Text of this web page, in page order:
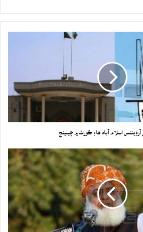
اسلام آباد هاءِ ڪورٽ ۾ چيلينج